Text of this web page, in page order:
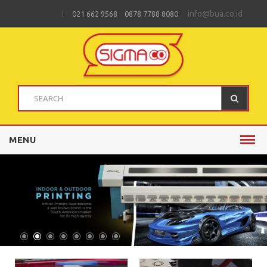
021 662 9568 0878 7788 8080 info@bua.co.id
MENU